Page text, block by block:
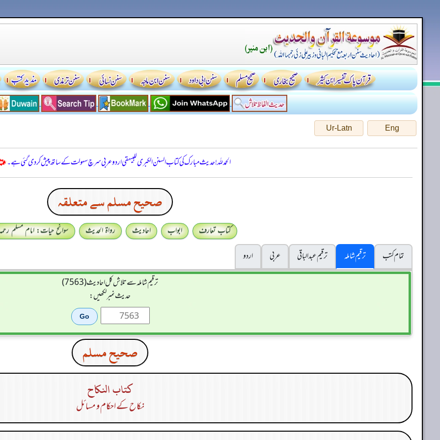
Eng
Ur-Latn
الحمدللہ! حدیث مبارک کی کتاب السنن الكبرى للبيهقي اردو عربی سرچ سہولت کے ساتھ پیش کر دی گئی ہے۔
صحيح مسلم سے متعلقہ
کتاب تعارف ابواب احادیث رواۃ الحدیث
سوانح حیات: امام مسلم
تمام کتب
ترقیم شاملہ ترقيم عبدالباقی عربی
اردو
ترقیم شاملہ سے تلاش کل احادیث (7563)
حدیث نمبر لکھیں:
صحيح مسلم
كتاب النكاح
نکاح کے احکام و مسائل